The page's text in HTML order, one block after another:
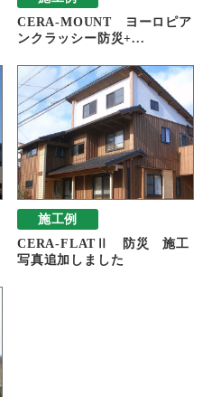
CERA-MOUNT ヨーロピア
ンクラッシー防災+...
施工例
CERA-FLATⅡ 防災 施工
写真追加しました